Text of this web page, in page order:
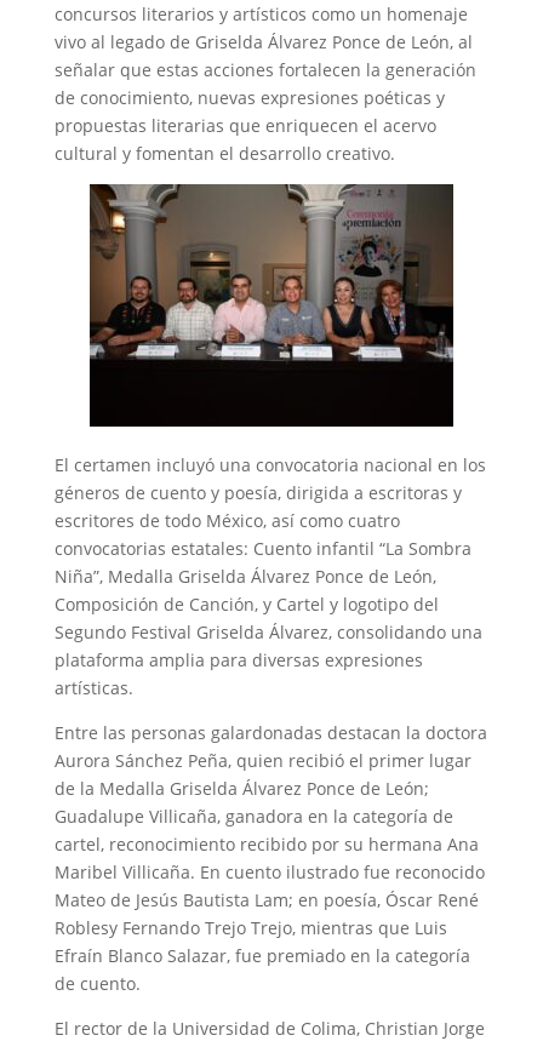
concursos literarios y artísticos como un homenaje
vivo al legado de Griselda Álvarez Ponce de León, al
señalar que estas acciones fortalecen la generación
de conocimiento, nuevas expresiones poéticas y
propuestas literarias que enriquecen el acervo
cultural y fomentan el desarrollo creativo.
El certamen incluyó una convocatoria nacional en los
géneros de cuento y poesía, dirigida a escritoras y
escritores de todo México, así como cuatro
convocatorias estatales: Cuento infantil “La Sombra
Niña”, Medalla Griselda Álvarez Ponce de León,
Composición de Canción, y Cartel y logotipo del
Segundo Festival Griselda Álvarez, consolidando una
plataforma amplia para diversas expresiones
artísticas.
Entre las personas galardonadas destacan la doctora
Aurora Sánchez Peña, quien recibió el primer lugar
de la Medalla Griselda Álvarez Ponce de León;
Guadalupe Villicaña, ganadora en la categoría de
cartel, reconocimiento recibido por su hermana Ana
Maribel Villicaña. En cuento ilustrado fue reconocido
Mateo de Jesús Bautista Lam; en poesía, Óscar René
Roblesy Fernando Trejo Trejo, mientras que Luis
Efraín Blanco Salazar, fue premiado en la categoría
de cuento.
El rector de la Universidad de Colima, Christian Jorge